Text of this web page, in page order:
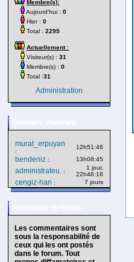
Membre(s):
Aujourd'hui : 0
Hier : 0
Total : 2295
Actuellement :
Visiteur(s) : 31
Membre(s) : 0
Total :31
Administration
murat_erpuyan
:
12h51:46
bendeniz : 13h08:45
administrateu. :
1 jour,
22h46:16
cengiz-han : 7 jours
Les commentaires sont
sous la responsabilité de
ceux qui les ont postés
dans le forum. Tout